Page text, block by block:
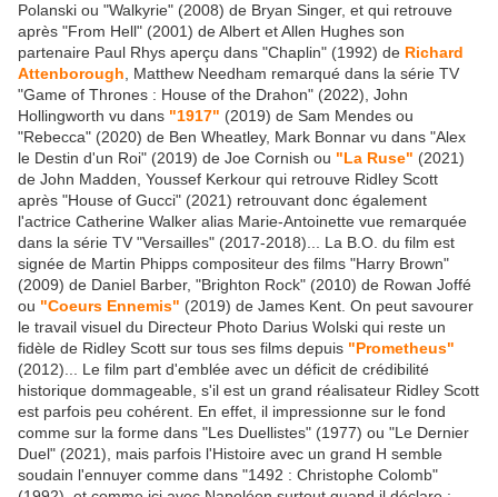
Polanski ou "Walkyrie" (2008) de Bryan Singer, et qui retrouve
après "From Hell" (2001) de Albert et Allen Hughes son
partenaire Paul Rhys aperçu dans "Chaplin" (1992) de Richard
Attenborough , Matthew Needham remarqué dans la série TV
"Game of Thrones : House of the Drahon" (2022), John
Hollingworth vu dans "1917" (2019) de Sam Mendes ou
"Rebecca" (2020) de Ben Wheatley, Mark Bonnar vu dans "Alex
le Destin d'un Roi" (2019) de Joe Cornish ou "La Ruse" (2021)
de John Madden, Youssef Kerkour qui retrouve Ridley Scott
après "House of Gucci" (2021) retrouvant donc également
l'actrice Catherine Walker alias Marie-Antoinette vue remarquée
dans la série TV "Versailles" (2017-2018)... La B.O. du film est
signée de Martin Phipps compositeur des films "Harry Brown"
(2009) de Daniel Barber, "Brighton Rock" (2010) de Rowan Joffé
ou "Coeurs Ennemis" (2019) de James Kent. On peut savourer
le travail visuel du Directeur Photo Darius Wolski qui reste un
fidèle de Ridley Scott sur tous ses films depuis "Prometheus"
(2012)... Le film part d'emblée avec un déficit de crédibilité
historique dommageable, s'il est un grand réalisateur Ridley Scott
est parfois peu cohérent. En effet, il impressionne sur le fond
comme sur la forme dans "Les Duellistes" (1977) ou "Le Dernier
Duel" (2021), mais parfois l'Histoire avec un grand H semble
soudain l'ennuyer comme dans "1492 : Christophe Colomb"